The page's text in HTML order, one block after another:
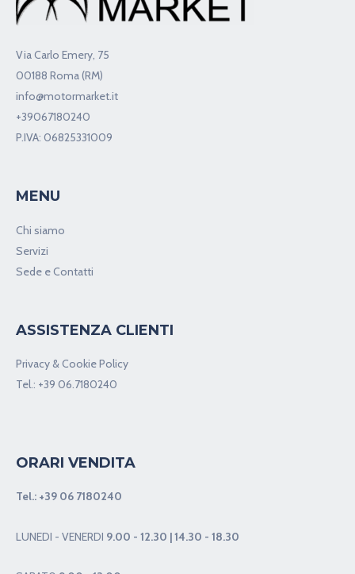
Via Carlo Emery, 75
00188 Roma (RM)
info@motormarket.it
+39067180240
P.IVA: 06825331009
MENU
Chi siamo
Servizi
Sede e Contatti
ASSISTENZA CLIENTI
Privacy & Cookie Policy
Tel.: +39 06.7180240
ORARI VENDITA
Tel.: +39 06 7180240
LUNEDI - VENERDI 9.00 - 12.30 | 14.30 - 18.30